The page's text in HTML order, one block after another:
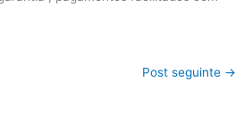
Post seguinte →